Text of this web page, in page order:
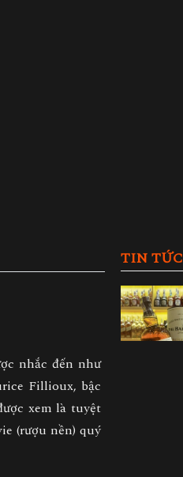
nhắc đến như
Fillioux, bậc
xem là tuyệt
(rượu nền) quý
TIN